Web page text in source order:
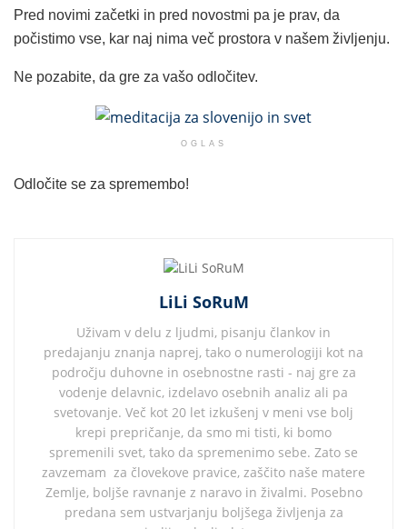
Pred novimi začetki in pred novostmi pa je prav, da
počistimo vse, kar naj nima več prostora v našem življenju.
Ne pozabite, da gre za vašo odločitev.
OGLAS
Odločite se za spremembo!
LiLi SoRuM
Uživam v delu z ljudmi, pisanju člankov in
predajanju znanja naprej, tako o numerologiji kot na
področju duhovne in osebnostne rasti - naj gre za
vodenje delavnic, izdelavo osebnih analiz ali pa
svetovanje. Več kot 20 let izkušenj v meni vse bolj
krepi prepričanje, da smo mi tisti, ki bomo
spremenili svet, tako da spremenimo sebe. Zato se
zavzemam za človekove pravice, zaščito naše matere
Zemlje, boljše ravnanje z naravo in živalmi. Posebno
predana sem ustvarjanju boljšega življenja za